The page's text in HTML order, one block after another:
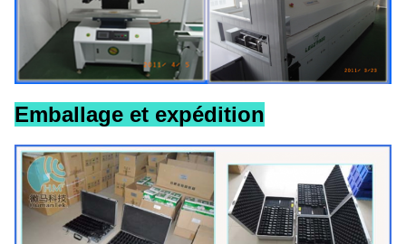
Emballage et expédition